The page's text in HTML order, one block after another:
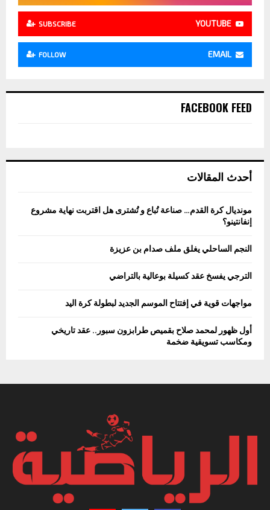
YOUTUBE
SUBSCRIBE
EMAIL
FOLLOW
FACEBOOK FEED
أحدث المقالات
مونديال كرة القدم… صناعة تُباع و تُشترى هل اقتربت نهاية مشروع
إنفانتينو؟
النجم الساحلي يغلق ملف صدام بن عزيزة
الترجي يفسخ عقد كسيلة بوعالية بالتراضي
مواجهات قوية في إفتتاح الموسم الجديد لبطولة كرة اليد
أول ظهور لمحمد صلاح بقميص طرابزون سبور.. عقد تاريخي
ومكاسب تسويقية ضخمة